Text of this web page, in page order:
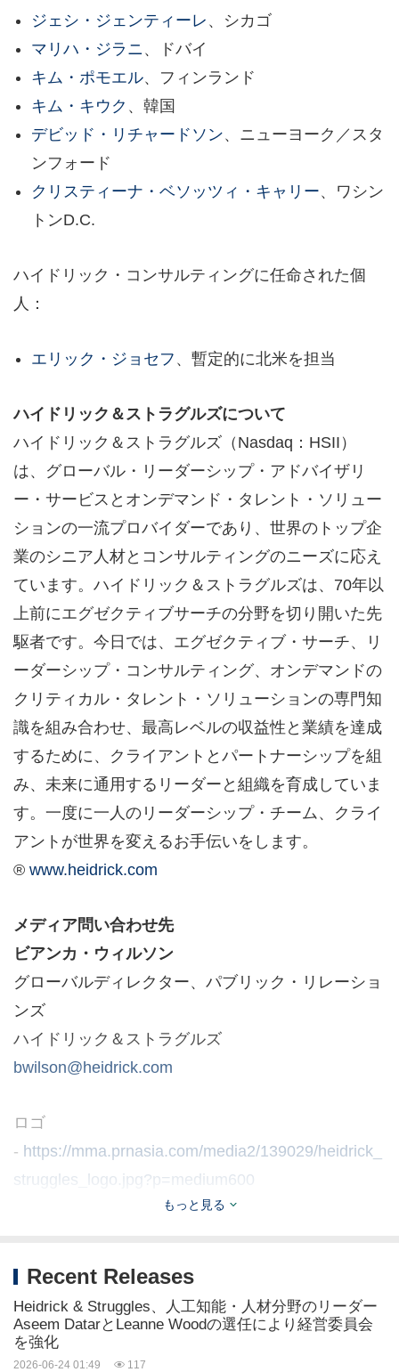
ジェシ・ジェンティーレ 、シカゴ
マリハ・ジラニ、ドバイ
キム・ポモエル、フィンランド
キム・キウク 、韓国
デビッド・リチャードソン、ニューヨーク／スタ
ンフォード
クリスティーナ・ベソッツィ・キャリー、ワシン
トンD.C.
ハイドリック・コンサルティングに任命された個
人：
エリック・ジョセフ 、暫定的に北米を担当
ハイドリック＆ストラグルズについて
ハイドリック＆ストラグルズ（Nasdaq：HSII）
は、グローバル・リーダーシップ・アドバイザリ
ー・サービスとオンデマンド・タレント・ソリュー
ションの一流プロバイダーであり、世界のトップ企
業のシニア人材とコンサルティングのニーズに応え
ています。ハイドリック＆ストラグルズは、70年以
上前にエグゼクティブサーチの分野を切り開いた先
駆者です。今日では、エグゼクティブ・サーチ、リ
ーダーシップ・コンサルティング、オンデマンドの
クリティカル・タレント・ソリューションの専門知
識を組み合わせ、最高レベルの収益性と業績を達成
するために、クライアントとパートナーシップを組
み、未来に通用するリーダーと組織を育成していま
す。一度に一人のリーダーシップ・チーム、クライ
アントが世界を変えるお手伝いをします。
® www.heidrick.com
メディア問い合わせ先
ビアンカ・ウィルソン
グローバルディレクター、パブリック・リレーショ
ンズ
ハイドリック＆ストラグルズ
bwilson@heidrick.com
ロゴ
- https://mma.prnasia.com/media2/139029/heidrick_
struggles_logo.jpg?p=medium600
NASDAQ:HSII
キーワード: 銀行/金融サービス 人事管理/人事
シェアする:
もっと見る
Recent Releases
Heidrick & Struggles、人工知能・人材分野のリーダー
Aseem DatarとLeanne Woodの選任により経営委員会
を強化
2026-06-24 01:49 117